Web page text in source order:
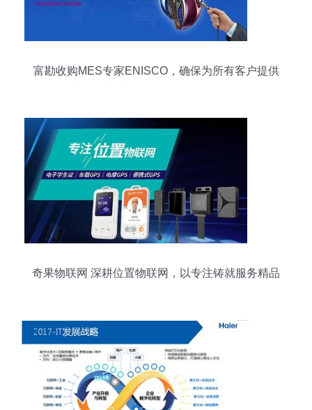
富勘收购MES专家ENISCO，确保为所有客户提供
奇果物联网 深耕位置物联网，以专注铸就服务精品